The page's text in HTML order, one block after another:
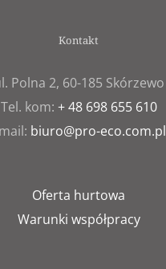
Kontakt
Polna 2, 60-185 Skórzewo
Tel. kom: + 48 698 655 610
biuro@pro-eco.com.pl
Oferta hurtowa
Warunki współpracy